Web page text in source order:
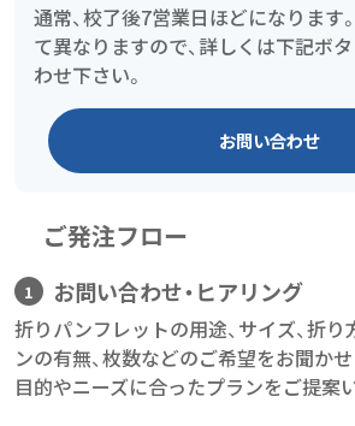
通常、校了後7営業日ほどになります
て異なりますので、詳しくは下記ボ
わせ下さい。
お問い合わせ
ご発注フロー
お問い合わせ・ヒアリング
折りパンフレットの用途、サイズ、折り
ンの有無、枚数などのご希望をお聞か
目的やニーズに合ったプランをご提案